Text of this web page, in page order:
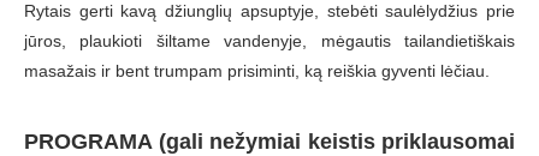
Rytais gerti kavą džiunglių apsuptyje, stebėti saulėlydžius prie
jūros, plaukioti šiltame vandenyje, mėgautis tailandietiškais
masažais ir bent trumpam prisiminti, ką reiškia gyventi lėčiau.
PROGRAMA (gali nežymiai keistis priklausomai